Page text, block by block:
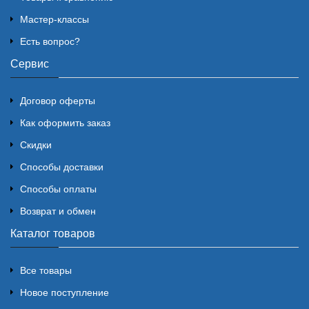
Мастер-классы
Есть вопрос?
Сервис
Договор оферты
Как оформить заказ
Скидки
Способы доставки
Способы оплаты
Возврат и обмен
Каталог товаров
Все товары
Новое поступление